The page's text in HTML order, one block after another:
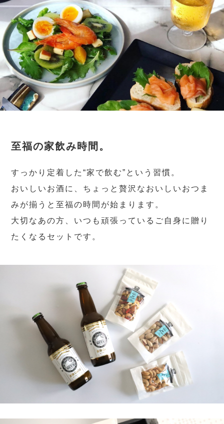
至福の家飲み時間。
すっかり定着した“家で飲む”という習慣。
おいしいお酒に、ちょっと贅沢なおいしいおつま
みが揃うと至福の時間が始まります。
大切なあの方、いつも頑張っているご自身に贈り
たくなるセットです。